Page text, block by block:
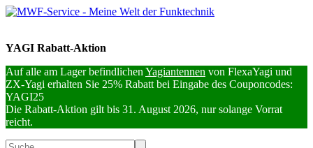
YAGI Rabatt-Aktion
Auf alle am Lager befindlichen Yagiantennen von FlexaYagi und
ZX-Yagi erhalten Sie 25% Rabatt bei Eingabe des Couponcodes:
YAGI25
Die Rabatt-Aktion gilt bis 31. August 2026, nur solange Vorrat
reicht.